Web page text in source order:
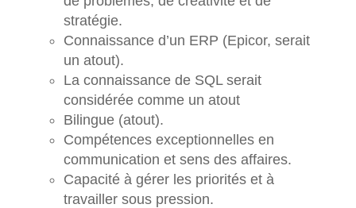
stratégie.
Connaissance d’un ERP (Epicor, serait
un atout).
La connaissance de SQL serait
considérée comme un atout
Bilingue (atout).
Compétences exceptionnelles en
communication et sens des affaires.
Capacité à gérer les priorités et à
travailler sous pression.